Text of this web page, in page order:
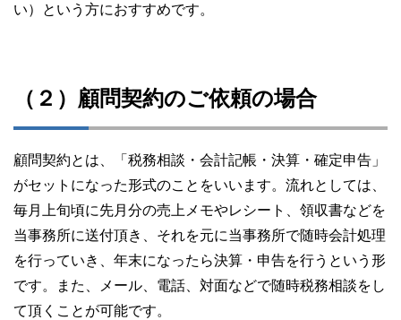
い）という方におすすめです。
（２）顧問契約のご依頼の場合
顧問契約とは、「税務相談・会計記帳・決算・確定申告」
がセットになった形式のことをいいます。流れとしては、
毎月上旬頃に先月分の売上メモやレシート、領収書などを
当事務所に送付頂き、それを元に当事務所で随時会計処理
を行っていき、年末になったら決算・申告を行うという形
です。また、メール、電話、対面などで随時税務相談をし
て頂くことが可能です。